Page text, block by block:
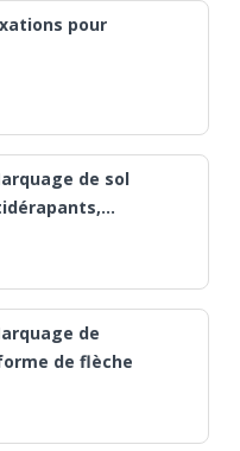
pour
de sol
de
de flèche